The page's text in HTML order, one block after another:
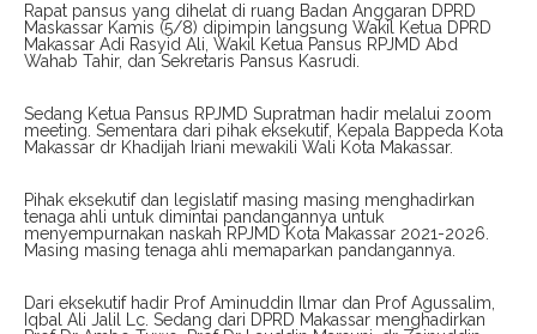
Rapat pansus yang dihelat di ruang Badan Anggaran DPRD
Maskassar Kamis (5/8) dipimpin langsung Wakil Ketua DPRD
Makassar Adi Rasyid Ali, Wakil Ketua Pansus RPJMD Abd
Wahab Tahir, dan Sekretaris Pansus Kasrudi.
Sedang Ketua Pansus RPJMD Supratman hadir melalui zoom
meeting. Sementara dari pihak eksekutif, Kepala Bappeda Kota
Makassar dr Khadijah Iriani mewakili Wali Kota Makassar.
Pihak eksekutif dan legislatif masing masing menghadirkan
tenaga ahli untuk dimintai pandangannya untuk
menyempurnakan naskah RPJMD Kota Makassar 2021-2026.
Masing masing tenaga ahli memaparkan pandangannya.
Dari eksekutif hadir Prof Aminuddin Ilmar dan Prof Agussalim,
Iqbal Ali Jalil Lc. Sedang dari DPRD Makassar menghadirkan